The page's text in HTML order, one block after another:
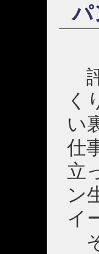
パ
く
い
仕
立
ン
イ